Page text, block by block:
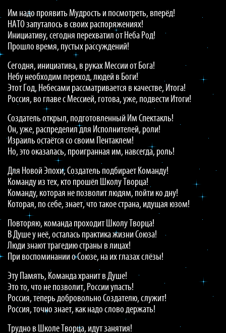
Им надо проявить Мудрость и посмотреть, вперёд!
НАТО запуталось в своих распоряжениях!
Инициативу, сегодня перехватил от Неба Род!
Прошло время, пустых рассуждений!
Сегодня, инициатива, в руках Мессии от Бога!
Небу необходим переход, людей в Боги!
Этот Год, Небесами рассматривается в качестве, Итога!
Россия, во главе с Мессией, готова, уже, подвести Итоги!
Создатель открыл, подготовленный Им Спектакль!
Он, уже, распределил для Исполнителей, роли!
Израиль остаётся со своим Пентаклем!
Но, это оказалась, проигранная им, навсегда, роль!
Для Новой Эпохи, Создатель подбирает Команду!
Команду из тех, кто прошёл Школу Творца!
Команду, которая не позволит людям, пойти ко дну!
Которая, по себе, знает, что такое страна, идущая юзом!
Повторяю, команда проходит Школу Творца!
В Душе у неё, осталась практика жизни Союза!
Люди знают трагедию страны в лицах!
При воспоминании о Союзе, на их глазах слёзы!
Эту Память, Команда хранит в Душе!
Это то, что не позволит, России упасть!
Россия, теперь добровольно Создателю, служит!
Россия, точно знает, как надо слово держать!
Трудно в Школе Творца, идут занятия!